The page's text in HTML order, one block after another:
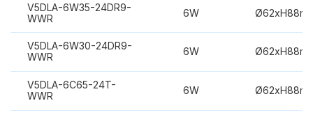
V5DLA-6W35-24DR9-
WWR
6W
V5DLA-6W30-24DR9-
WWR
6W
V5DLA-6C65-24T-
WWR
6W